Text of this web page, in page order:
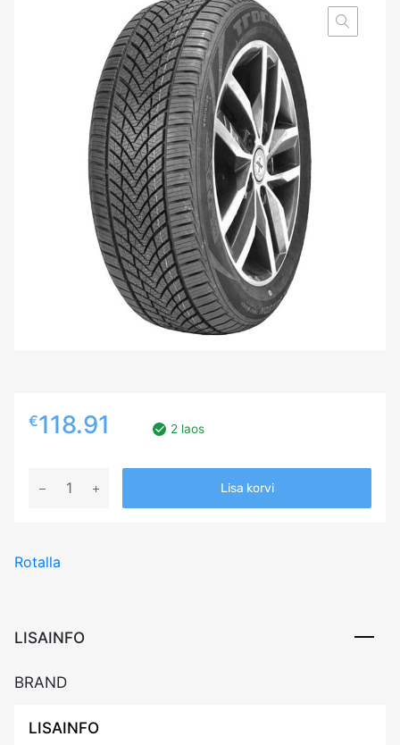
€118.91 2 laos
ROTALLA
XL
kogus
Lisa korvi
Rotalla
LISAINFO
BRAND
LISAINFO